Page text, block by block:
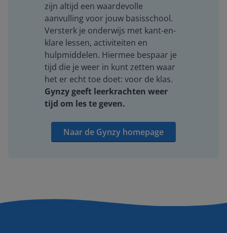
zijn altijd een waardevolle
aanvulling voor jouw basisschool.
Versterk je onderwijs met kant-en-
klare lessen, activiteiten en
hulpmiddelen. Hiermee bespaar je
tijd die je weer in kunt zetten waar
het er echt toe doet: voor de klas.
Gynzy geeft leerkrachten weer
tijd om les te geven.
Naar de Gynzy homepage